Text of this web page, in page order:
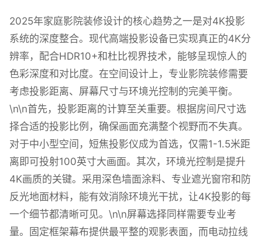
2025年家庭影院装修设计的核心趋势之一是对4K投影
系统的深度整合。现代高端投影设备已实现真正的4K分
辨率，配合HDR10+和杜比视界技术，能够呈现惊人的
色彩深度和对比度。在空间设计上，专业影院装修需要
考虑投影距离、屏幕尺寸与环境光控制的完美平衡。
\n\n首先，投影距离的计算至关重要。根据房间尺寸选
择合适的投影比例，确保画面充满整个视野而不失真。
对于中小型空间，短焦投影仪成为首选，仅需1-1.5米距
离即可投射100英寸大画面。其次，环境光控制是提升
4K画质的关键。采用深色墙面涂料、专业遮光窗帘和防
反光地面材料，能有效消除环境光干扰，让4K投影的每
一个细节都清晰可见。\n\n屏幕选择同样需要专业考
量。固定框架幕布提供最平整的观影表面，而电动拉线